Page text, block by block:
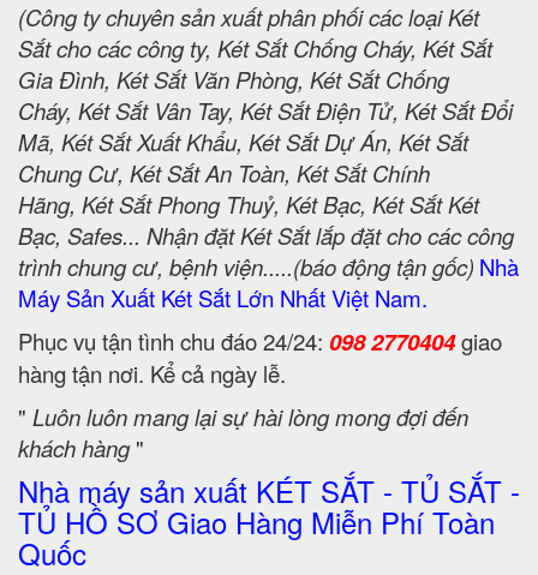
(Công ty chuyên sản xuất phân phối các loại Két
Sắt cho các công ty, Két Sắt Chống Cháy, Két Sắt
Gia Đình, Két Sắt Văn Phòng, Két Sắt Chống
Cháy, Két Sắt Vân Tay, Két Sắt Điện Tử, Két Sắt Đổi
Mã, Két Sắt Xuất Khẩu, Két Sắt Dự Án, Két Sắt
Chung Cư, Két Sắt An Toàn, Két Sắt Chính
Hãng, Két Sắt Phong Thuỷ, Két Bạc, Két Sắt Két
Bạc, Safes... Nhận đặt Két Sắt lắp đặt cho các công
trình chung cư, bệnh viện.....(báo động tận gốc) Nhà
Máy Sản Xuất Két Sắt Lớn Nhất Việt Nam.
Phục vụ tận tình chu đáo 24/24: 098 2770404giao
hàng tận nơi. Kể cả ngày lễ.
" Luôn luôn mang lại sự hài lòng mong đợi đến
khách hàng"
Nhà máy sản xuất KÉT SẮT - TỦ SẮT -
TỦ HỒ SƠ Giao Hàng Miễn Phí Toàn
Quốc